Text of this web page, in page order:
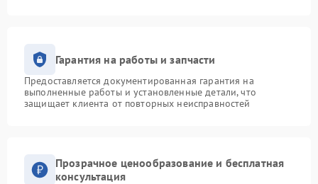
Гарантия на работы и запчасти
Предоставляется документированная гарантия на
выполненные работы и установленные детали, что
защищает клиента от повторных неисправностей
Прозрачное ценообразование и бесплатная
консультация